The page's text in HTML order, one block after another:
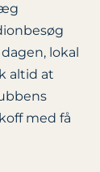
lokal
altid at
med få